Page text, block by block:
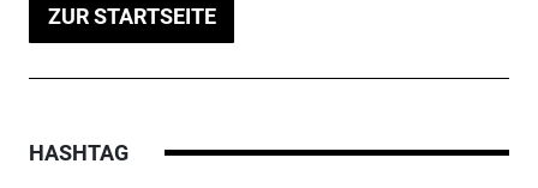
ZUR STARTSEITE
HASHTAG